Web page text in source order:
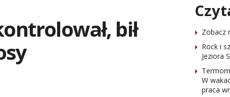
bił
Zobacz
Rock i
Jeziora
W
praca